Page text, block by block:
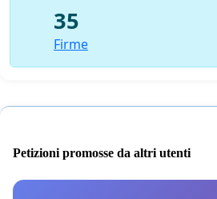
35
Firme
Petizioni promosse da altri utenti